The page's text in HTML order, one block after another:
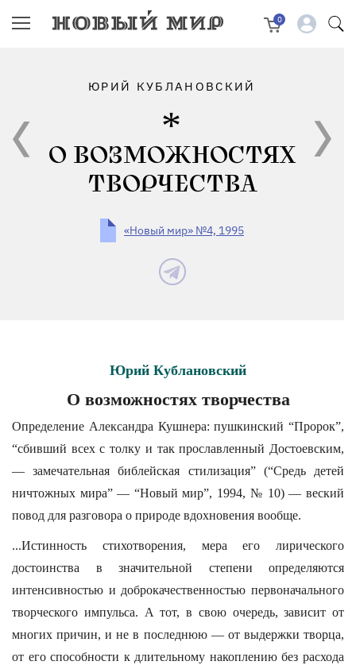
0
ЮРИЙ КУБЛАНОВСКИЙ
О ВОЗМОЖНОСТЯХ
ТВОРЧЕСТВА
«Новый мир» №4, 1995
Юрий Кублановский
О возможностях творчества
Определение Александра Кушнера: пушкинский “Пророк”,
“сбивший всех с толку и так прославленный Достоевским,
— замечательная библейская стилизация” (“Средь детей
ничтожных мира” — “Новый мир”, 1994, № 10) — веский
повод для разговора о природе вдохновения вообще.
...Истинность стихотворения, мера его лирического
достоинства в значительной степени определяются
интенсивностью и доброкачественностью первоначального
творческого импульса. А тот, в свою очередь, зависит от
многих причин, и не в последнюю — от выдержки творца,
от его способности к длительному накоплению без расхода